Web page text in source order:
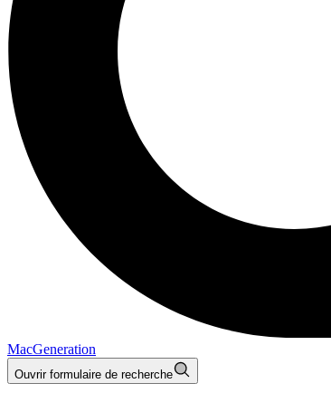
MacGeneration
Ouvrir formulaire de recherche